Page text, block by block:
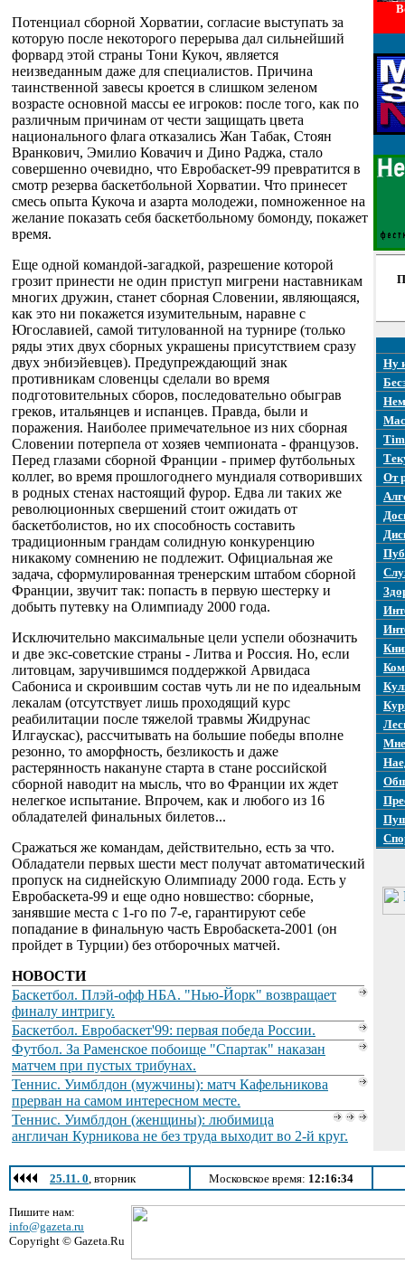
Потенциал сборной Хорватии, согласие выступать за
которую после некоторого перерыва дал сильнейший
форвард этой страны Тони Кукоч, является
неизведанным даже для специалистов. Причина
таинственной завесы кроется в слишком зеленом
возрасте основной массы ее игроков: после того, как по
различным причинам от чести защищать цвета
национального флага отказались Жан Табак, Стоян
Вранкович, Эмилио Ковачич и Дино Раджа, стало
совершенно очевидно, что Евробаскет-99 превратится в
смотр резерва баскетбольной Хорватии. Что принесет
смесь опыта Кукоча и азарта молодежи, помноженное на
желание показать себя баскетбольному бомонду, покажет
время.
Еще одной командой-загадкой, разрешение которой
грозит принести не один приступ мигрени наставникам
многих дружин, станет сборная Словении, являющаяся,
как это ни покажется изумительным, наравне с
Югославией, самой титулованной на турнире (только
ряды этих двух сборных украшены присутствием сразу
двух энбиэйевцев). Предупреждающий знак
противникам словенцы сделали во время
подготовительных сборов, последовательно обыграв
греков, итальянцев и испанцев. Правда, были и
поражения. Наиболее примечательное из них сборная
Словении потерпела от хозяев чемпионата - французов.
Перед глазами сборной Франции - пример футбольных
коллег, во время прошлогоднего мундиаля сотворивших
в родных стенах настоящий фурор. Едва ли таких же
революционных свершений стоит ожидать от
баскетболистов, но их способность составить
традиционным грандам солидную конкуренцию
никакому сомнению не подлежит. Официальная же
задача, сформулированная тренерским штабом сборной
Франции, звучит так: попасть в первую шестерку и
добыть путевку на Олимпиаду 2000 года.
Исключительно максимальные цели успели обозначить
и две экс-советские страны - Литва и Россия. Но, если
литовцам, заручившимся поддержкой Арвидаса
Сабониса и скроившим состав чуть ли не по идеальным
лекалам (отсутствует лишь проходящий курс
реабилитации после тяжелой травмы Жидрунас
Илгаускас), рассчитывать на большие победы вполне
резонно, то аморфность, безликость и даже
растерянность накануне старта в стане российской
сборной наводит на мысль, что во Франции их ждет
нелегкое испытание. Впрочем, как и любого из 16
обладателей финальных билетов...
Сражаться же командам, действительно, есть за что.
Обладатели первых шести мест получат автоматический
пропуск на сиднейскую Олимпиаду 2000 года. Есть у
Евробаскета-99 и еще одно новшество: сборные,
занявшие места с 1-го по 7-е, гарантируют себе
попадание в финальную часть Евробаскета-2001 (он
пройдет в Турции) без отборочных матчей.
НОВОСТИ
Баскетбол. Плэй-офф НБА. "Нью-Йорк" возвращает
финалу интригу.
Баскетбол. Евробаскет'99: первая победа России.
Футбол. За Раменское побоище "Спартак" наказан
матчем при пустых трибунах.
Теннис. Уимблдон (мужчины): матч Кафельникова
прерван на самом интересном месте.
Теннис. Уимблдон (женщины): любимица
англичан Курникова не без труда выходит во 2-й круг.
Ну
От
25.11. 0, вторник Московское время: 12:16:34
Пишите нам:
info@gazeta.ru
Copyright © Gazeta.Ru